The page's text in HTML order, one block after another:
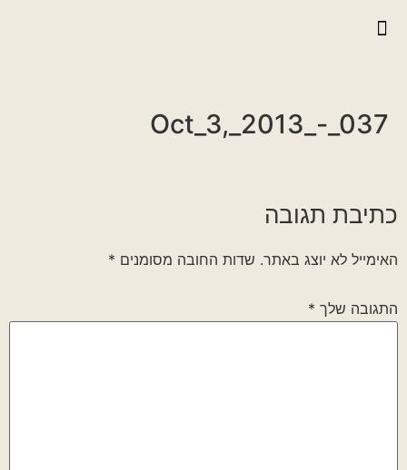
Oct_3,_2013_-_037
כתיבת תגובה
האימייל לא יוצג באתר. שדות החובה מסומנים *
התגובה שלך *